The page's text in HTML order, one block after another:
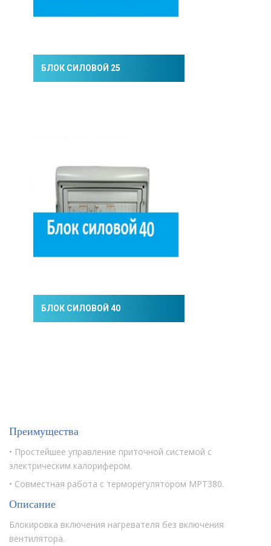
БЛОК СИЛОВОЙ 25
БЛОК СИЛОВОЙ 40
Преимущества
• Простейшее управление приточной системой с
электрическим калорифером.
• Совместная работа с терморегулятором МРТ380.
Описание
Блокировка включения нагревателя без включения
вентилятора.